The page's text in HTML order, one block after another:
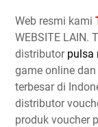
Web resmi kami
WEBSITE LAIN.
distributor pulsa
game online
terbesar di
distributor
produk voucher